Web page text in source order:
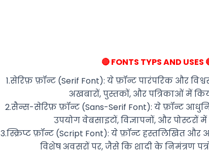
🔴 FONTS TYPS AND USES
1.सेरिफ़ फ़ॉन्ट (Serif Font): ये फ़ॉन्ट पारंपरिक और
अखबारों, पुस्तकों, और पत्रिकाओं में
2.सैन्स-सेरिफ़ फ़ॉन्ट (Sans-Serif Font): ये फ़ॉन्ट
उपयोग वेबसाइटों, विज्ञापनों, और पोस्टरों
3.स्क्रिप्ट फ़ॉन्ट (Script Font): ये फ़ॉन्ट हस्तलिखित और
विशेष अवसरों पर, जैसे कि शादी के निमंत्रण